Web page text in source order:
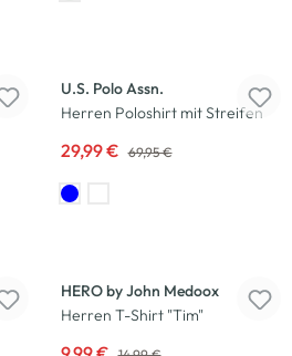
U.S. Polo Assn.
Herren Poloshirt mit Streifen
29,99 € 69,95 €
HERO by John Medoox
Herren T-Shirt "Tim"